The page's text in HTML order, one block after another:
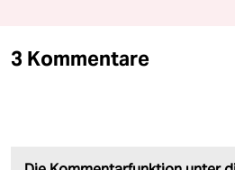
3 Kommentare